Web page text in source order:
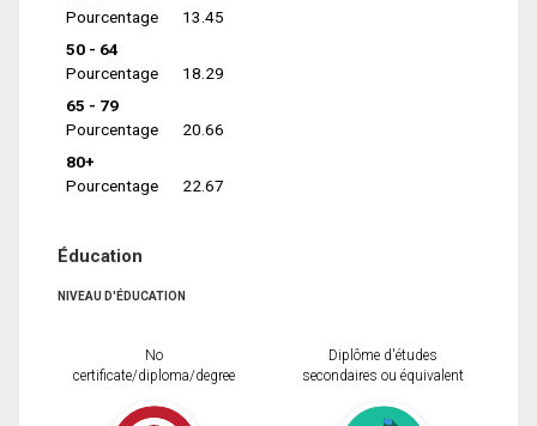
Pourcentage
13.45
50 - 64
Pourcentage
18.29
65 - 79
Pourcentage
20.66
80+
Pourcentage
22.67
Éducation
NIVEAU D'ÉDUCATION
No
certificate/diploma/degree
Diplôme d'études
secondaires ou équivalent